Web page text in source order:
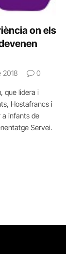
on els
2018 0
que lidera i
Hostafrancs i
a infants de
Servei.